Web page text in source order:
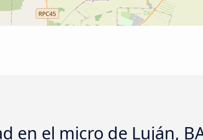
en el micro de Luján,